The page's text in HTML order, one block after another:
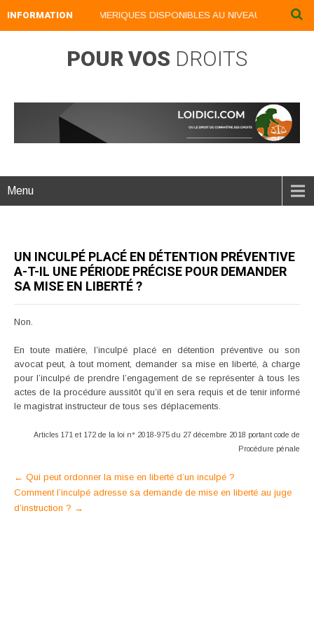
INFORMATION
NOS LIVRES NUMERIQUES DISPONIBLES AU NIVEAU DU MENU
POUR VOS DROITS
Menu
UN INCULPÉ PLACÉ EN DÉTENTION PRÉVENTIVE
A-T-IL UNE PÉRIODE PRÉCISE POUR DEMANDER
SA MISE EN LIBERTÉ ?
Non.
En toute matière, l’inculpé placé en détention préventive ou son
avocat peut, à tout moment, demander sa mise en liberté, à charge
pour l’inculpé de prendre l’engagement de se représenter à tous les
actes de la procédure aussitôt qu’il en sera requis et de tenir informé
le magistrat instructeur de tous ses déplacements.
Articles 171 et 172 de la loi n° 2018-975 du 27 décembre 2018 portant code de
Procédure pénale
Post
navigation
← Qui peut ordonner la mise en liberté d’un inculpé ?
Comment l’inculpé adresse sa demande de mise en liberté au juge
d’instruction ? →